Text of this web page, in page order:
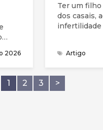
2026
Ter um
dos casais,
infertilidade
supunha
Artigo
1 2 3 >